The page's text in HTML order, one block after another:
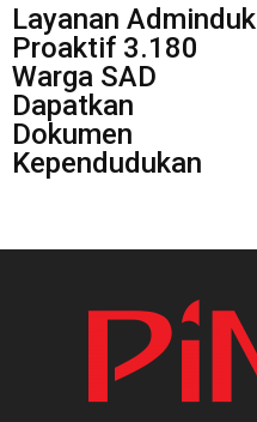
Layanan Adminduk
Proaktif 3.180
Warga SAD
Dapatkan
Dokumen
Kependudukan